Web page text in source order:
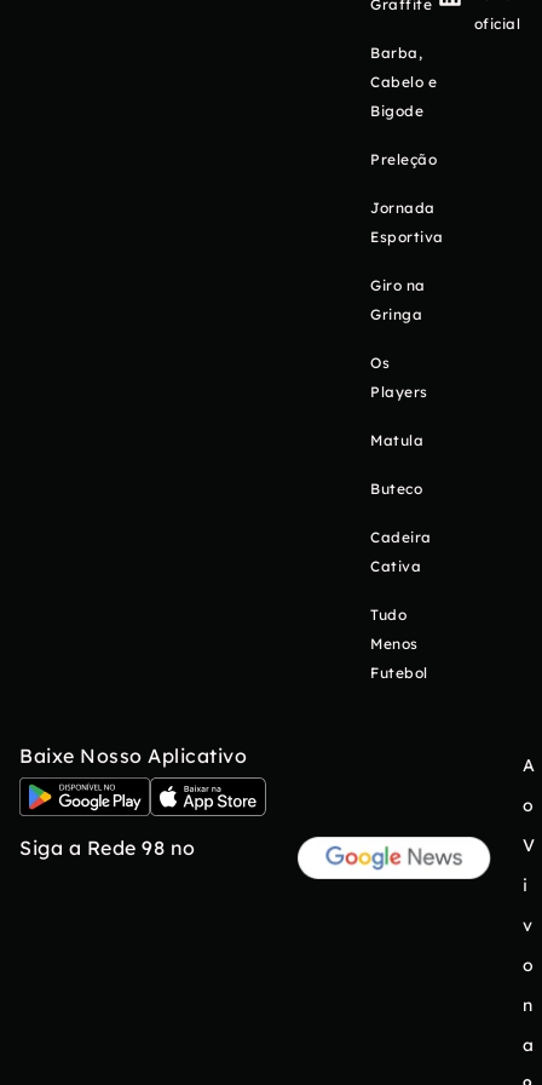
Graffite
Barba,
Cabelo e
Bigode
Preleção
Jornada
Esportiva
Giro na
Gringa
Os
Players
Matula
Buteco
Cadeira
Cativa
Tudo
Menos
Futebol
oficial
Baixe Nosso Aplicativo
Siga a Rede 98 no
A
o
V
i
v
o
n
a